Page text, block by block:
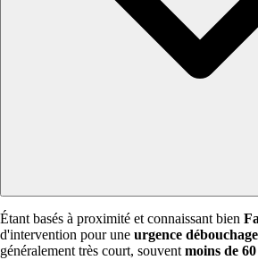
Étant basés à proximité et connaissant bien
d'intervention pour une urgence
généralement très court, souvent moins de